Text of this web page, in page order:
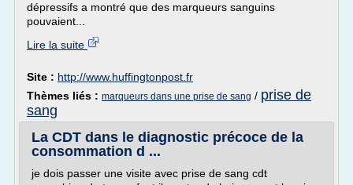
dépressifs a montré que des marqueurs sanguins
pouvaient...
Lire la suite
Site : http://www.huffingtonpost.fr
Thèmes liés : marqueurs dans une prise de sang / prise de
sang
La CDT dans le diagnostic précoce de la
consommation d ...
je dois passer une visite avec prise de sang cdt